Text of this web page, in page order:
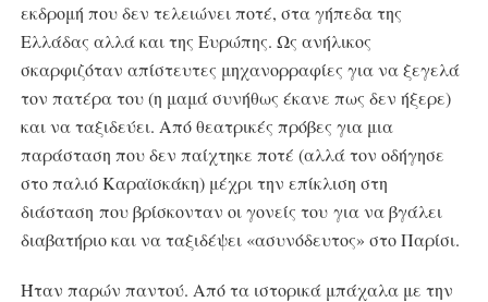
εκδρομή που δεν τελειώνει ποτέ, στα γήπεδα της
Ελλάδας αλλά και της Ευρώπης. Ως ανήλικος
σκαρφιζόταν απίστευτες μηχανορραφίες για να ξεγελά
τον πατέρα του (η μαμά συνήθως έκανε πως δεν ήξερε)
και να ταξιδεύει. Από θεατρικές πρόβες για μια
παράσταση που δεν παίχτηκε ποτέ (αλλά τον οδήγησε
στο παλιό Καραϊσκάκη) μέχρι την επίκλιση στη
διάσταση που βρίσκονταν οι γονείς του για να βγάλει
διαβατήριο και να ταξιδέψει «ασυνόδευτος» στο Παρίσι.
Ήταν παρών παντού. Από τα ιστορικά μπάχαλα με την